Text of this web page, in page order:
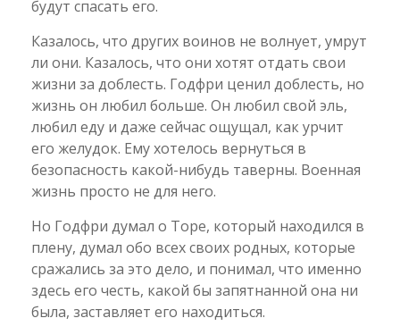
будут спасать его.
Казалось, что других воинов не волнует, умрут
ли они. Казалось, что они хотят отдать свои
жизни за доблесть. Годфри ценил доблесть, но
жизнь он любил больше. Он любил свой эль,
любил еду и даже сейчас ощущал, как урчит
его желудок. Ему хотелось вернуться в
безопасность какой-нибудь таверны. Военная
жизнь просто не для него.
Но Годфри думал о Торе, который находился в
плену, думал обо всех своих родных, которые
сражались за это дело, и понимал, что именно
здесь его честь, какой бы запятнанной она ни
была, заставляет его находиться.